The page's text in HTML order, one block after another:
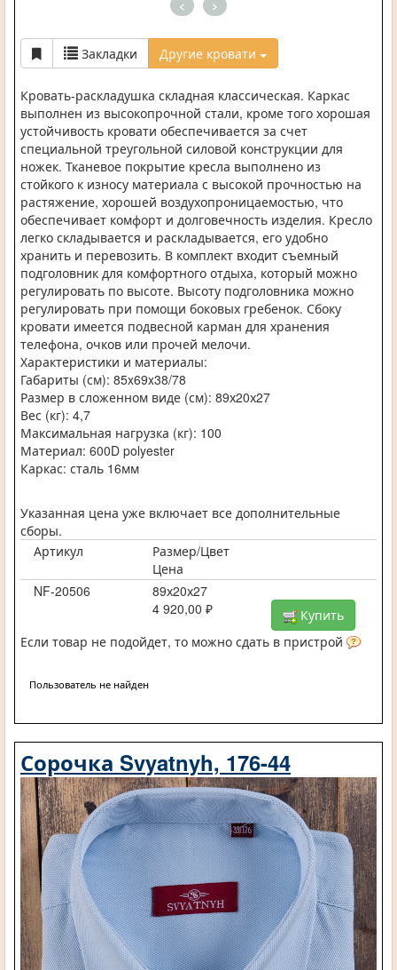
< >
Закладки Другие кровати
Кровать-раскладушка складная классическая. Каркас
выполнен из высокопрочной стали, кроме того хорошая
устойчивость кровати обеспечивается за счет
специальной треугольной силовой конструкции для
ножек. Тканевое покрытие кресла выполнено из
стойкого к износу материала с высокой прочностью на
растяжение, хорошей воздухопроницаемостью, что
обеспечивает комфорт и долговечность изделия. Кресло
легко складывается и раскладывается, его удобно
хранить и перевозить. В комплект входит съемный
подголовник для комфортного отдыха, который можно
регулировать по высоте. Высоту подголовника можно
регулировать при помощи боковых гребенок. Сбоку
кровати имеется подвесной карман для хранения
телефона, очков или прочей мелочи.
Характеристики и материалы:
Габариты (см): 85x69x38/78
Размер в сложенном виде (см): 89х20х27
Вес (кг): 4,7
Максимальная нагрузка (кг): 100
Материал: 600D polyester
Каркас: сталь 16мм
Указанная цена уже включает все дополнительные
сборы.
Артикул
Размер/Цвет
Цена
NF-20506
89х20х27
4 920,00 ₽
Купить
Если товар не подойдет, то можно сдать в пристрой
Пользователь не найден
Сорочка Svyatnyh, 176-44